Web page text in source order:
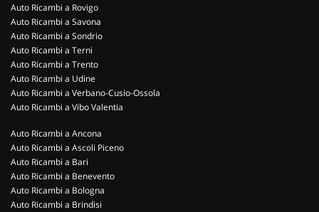
Auto Ricambi a Rovigo
Auto Ricambi a Savona
Auto Ricambi a Sondrio
Auto Ricambi a Terni
Auto Ricambi a Trento
Auto Ricambi a Udine
Auto Ricambi a Verbano-Cusio-Ossola
Auto Ricambi a Vibo Valentia
Auto Ricambi a Ancona
Auto Ricambi a Ascoli Piceno
Auto Ricambi a Bari
Auto Ricambi a Benevento
Auto Ricambi a Bologna
Auto Ricambi a Brindisi